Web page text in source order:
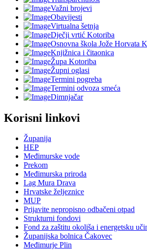
Važni brojevi
Obavijesti
Virtualna šetnja
Dječji vrtić Kotoriba
Osnovna škola Jože Horvata
Knjižnica i čitaonica
Župa Kotoriba
Župni oglasi
Termini pogreba
Termini odvoza smeća
Dimnjačar
Korisni linkovi
Županija
HEP
Međimurske vode
Prekom
Međimurska priroda
Lag Mura Drava
Hrvatske željeznice
MUP
Prijavite nepropisno odbačeni otpad
Strukturni fondovi
Fond za zaštitu okoliša i energetsku
Županijska bolnica Čakovec
Međimurje Plin